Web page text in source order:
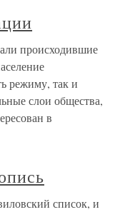
происходившие
режиму, так и
слои общества,
в
список, и